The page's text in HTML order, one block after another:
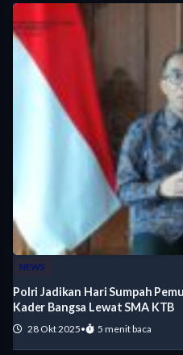
NEWS
Polri Jadikan Hari Sumpah
Kader Bangsa Lewat SMA KTB
28 Okt 2025• 5 menit baca